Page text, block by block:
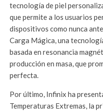
tecnología de piel
que permite a los usuarios
dispositivos como nunca
Carga Mágica, una
basada en resonancia
producción en masa, que
perfecta.
Por último, Infinix ha
Temperaturas Extremas, la